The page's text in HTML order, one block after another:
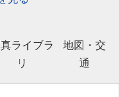
ライブラ
リ
地図・交
通